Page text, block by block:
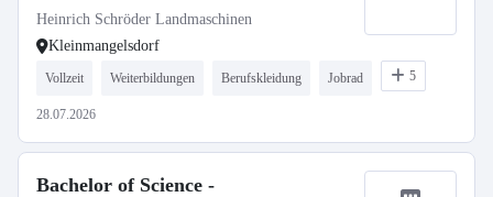
Heinrich Schröder Landmaschinen
Kleinmangelsdorf
Vollzeit Weiterbildungen Berufskleidung Jobrad 5
28.07.2026
Bachelor of Science -